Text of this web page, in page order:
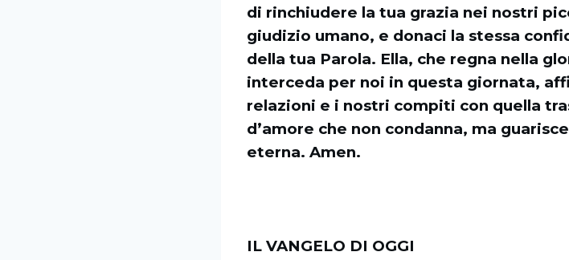
di rinchiudere la tua grazia nei nostri
giudizio umano, e donaci la stessa
della tua Parola. Ella, che regna nella
interceda per noi in questa giornata,
relazioni e i nostri compiti con quella
d’amore che non condanna, ma
eterna. Amen.
IL VANGELO DI OGGI